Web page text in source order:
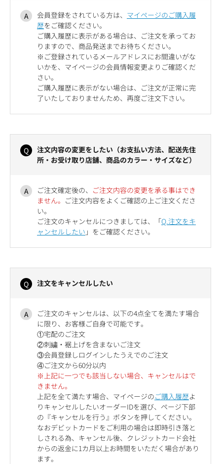
会員登録をされている方は、 マイページのご購入履
歴をご確認ください。
ご購入履歴に表示がある場合は、ご注文を承ってお
りますので、商品発送までお待ちください。
※ご登録されているメールアドレスにお間違いがな
いかを、マイページの会員情報変更よりご確認くだ
さい。
ご購入履歴に表示がない場合は、ご注文が正常に完
了いたしておりませんため、再度ご注文下さい。
注文内容の変更をしたい（お支払い方法、配送先住
所・お受け取り店舗、商品のカラー・サイズなど）
ご注文確定後の、 ご注文内容の変更を承る事はでき
ません。 ご注文内容をよくご確認の上ご注文くださ
い。
ご注文のキャンセルにつきましては、「Q.注文をキ
ャンセルしたい 」をご確認ください。
注文をキャンセルしたい
ご注文のキャンセルは、以下の4点全てを満たす場合
に限り、お客様ご自身で可能です。
①宅配のご注文
②刺繍・裾上げを含まないご注文
③会員登録しログインしたうえでのご注文
④ご注文から60分以内
※上記に一つでも該当しない場合、キャンセルはで
きません。
上記を全て満たす場合、マイページのご購入履歴よ
りキャンセルしたいオーダーIDを選び、ページ下部
の『キャンセルを行う』ボタンを押してください。
なおデビットカードをご利用の場合は即時引き落と
しされる為、キャンセル後、クレジットカード会社
からの返金に1カ月以上お時間をいただく場合があり
ます。